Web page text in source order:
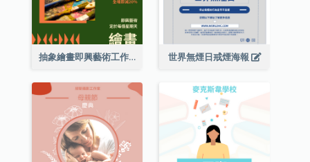
抽象繪畫即興藝術工作坊海報 世界無煙日戒煙海報